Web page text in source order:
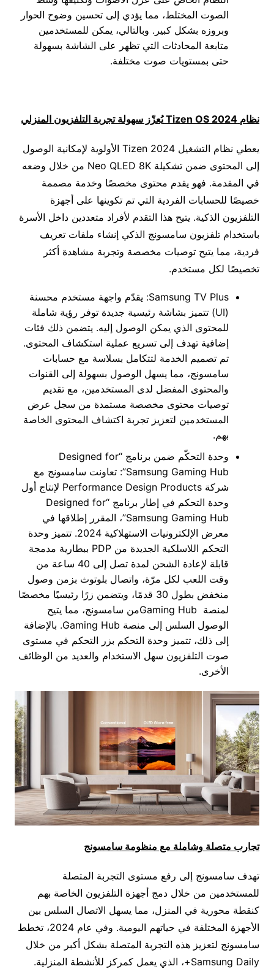
الصوت المختلط، مما يؤدي إلى تحسين وضوح الحوار
وبروزه بشكل كبير. وبالتالي، يمكن للمستخدمين
متابعة المحادثات التي تظهر على الشاشة بسهولة
حتى بمستويات صوت مختلفة.
نظام يُعزّز سهولة تجربة التلفزيون المنزلي
يعطي نظام التشغيل Tizen 2024 الأولوية لإمكانية الوصول
إلى المحتوى ضمن تشكيلة Neo QLED 8K من خلال وضعه
في المقدمة. فهو يقدم محتوى مخصصًا وخدمة مصممة
خصيصًا للحسابات الفردية التي تم تكوينها على أجهزة
التلفزيون الذكية. يتيح هذا التقدم لأفراد متعددين داخل الأسرة
باستخدام تلفزيون سامسونج الذكي إنشاء ملفات تعريف
فردية، مما يتيح توصيات مخصصة وتجربة مشاهدة أكثر
تخصيصًا لكل مستخدم.
Samsung TV Plus: يقدّم واجهة مستخدم محسنة
(UI) تتميز بشاشة رئيسية جديدة توفر رؤية شاملة
للمحتوى الذي يمكن الوصول إليه. يتضمن ذلك فئات
إضافية تهدف إلى تسريع عملية استكشاف المحتوى.
تم تصميم الخدمة لتتكامل بسلاسة مع حسابات
سامسونج، مما يسهل الوصول بسهولة إلى القنوات
والمحتوى المفضل لدى المستخدمين، مع تقديم
توصيات محتوى مخصصة مستمدة من سجل عرض
المستخدمين لتعزيز تجربة اكتشاف المحتوى الخاصة
بهم.
وحدة التحكّم ضمن برنامج “Designed for
Samsung Gaming Hub”: تعاونت سامسونج مع
شركة Performance Design Products لإنتاج أول
وحدة التحكم في إطار برنامج “Designed for
Samsung Gaming Hub”، المقرر إطلاقها في
معرض الإلكترونيات الاستهلاكية 2024. تتميز وحدة
التحكم اللاسلكية الجديدة من PDP ببطارية مدمجة
قابلة لإعادة الشحن لمدة تصل إلى 40 ساعة من
وقت اللعب لكل مرّة، واتصال بلوتوث بزمن وصول
منخفض بطول 30 قدمًا، ويتضمن زرًا رئيسيًا مخصصًا
لمنصة Gaming Hubمن سامسونج، مما يتيح
الوصول السلس إلى منصة Gaming Hub. بالإضافة
إلى ذلك، تتميز وحدة التحكم بزر التحكم في مستوى
صوت التلفزيون سهل الاستخدام والعديد من الوظائف
الأخرى.
تجارب متصلة وشاملة مع منظومة سامسونج
تهدف سامسونج إلى رفع مستوى التجربة المتصلة
للمستخدمين من خلال دمج أجهزة التلفزيون الخاصة بهم
كنقطة محورية في المنزل، مما يسهل الاتصال السلس بين
الأجهزة المختلفة في حياتهم اليومية. وفي عام 2024، تخطط
سامسونج لتعزيز هذه التجربة المتصلة بشكل أكبر من خلال
Samsung Daily+، الذي يعمل كمركز للأنشطة المنزلية.